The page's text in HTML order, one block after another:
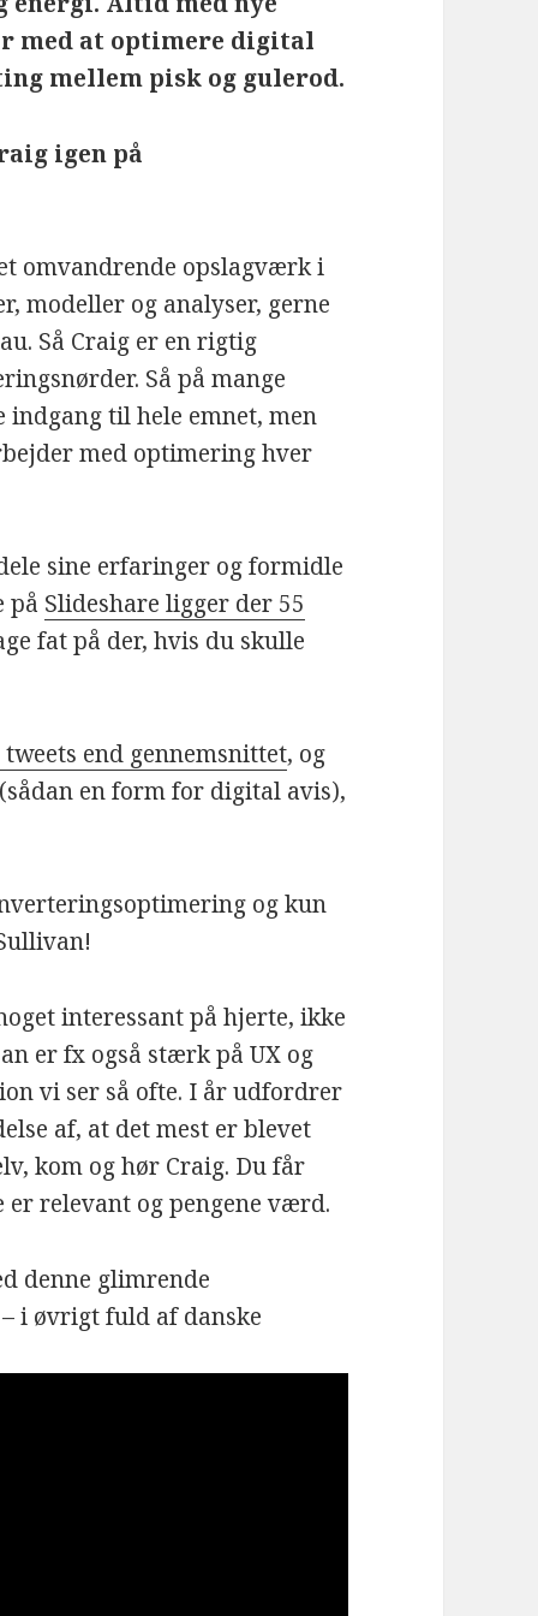
med at optimere digital
mellem pisk og gulerod.
igen på
omvandrende opslagværk i
modeller og analyser, gerne
Så Craig er en rigtig
Så på mange
indgang til hele emnet, men
med optimering hver
sine erfaringer og formidle
på Slideshare ligger der 55
fat på der, hvis du skulle
end gennemsnittet, og
en form for digital avis),
og kun
interessant på hjerte, ikke
er fx også stærk på UX og
vi ser så ofte. I år udfordrer
af, at det mest er blevet
kom og hør Craig. Du får
er relevant og pengene værd.
denne glimrende
i øvrigt fuld af danske